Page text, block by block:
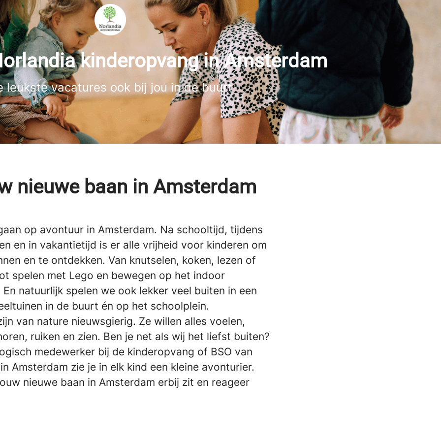
kinderopvang in Amsterdam
leukste vacatures ook bij jou in de buurt
nieuwe baan in Amsterdam
op avontuur in Amsterdam. Na schooltijd, tijdens
en in vakantietijd is er alle vrijheid voor kinderen om
en te ontdekken. Van knutselen, koken, lezen of
spelen met Lego en bewegen op het indoor
natuurlijk spelen we ook lekker veel buiten in een
in de buurt én op het schoolplein.
van nature nieuwsgierig. Ze willen alles voelen,
ruiken en zien. Ben je net als wij het liefst buiten?
medewerker bij de kinderopvang of BSO van
Amsterdam zie je in elk kind een kleine avonturier.
nieuwe baan in Amsterdam erbij zit en reageer